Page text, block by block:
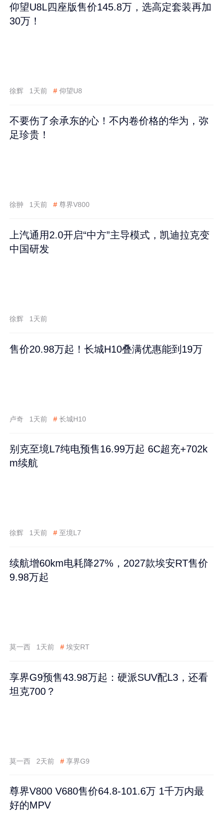
仰望U8L四座版售价145.8万，选高定套装再加
30万！
徐辉 1天前 # 仰望U8
不要伤了余承东的心！不内卷价格的华为，弥
足珍贵！
徐翀 1天前 # 尊界V800
上汽通用2.0开启“中方”主导模式，凯迪拉克变
中国研发
徐辉 1天前
售价20.98万起！长城H10叠满优惠能到19万
卢奇 1天前 # 长城H10
别克至境L7纯电预售16.99万起 6C超充+702k
m续航
徐辉 1天前 # 至境L7
续航增60km电耗降27%，2027款埃安RT售价
9.98万起
莫一西 1天前 # 埃安RT
享界G9预售43.98万起：硬派SUV配L3，还看
坦克700？
莫一西 2天前 # 享界G9
尊界V800 V680售价64.8-101.6万 1千万内最
好的MPV